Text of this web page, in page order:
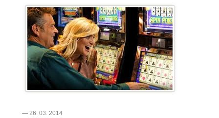
— 26. 03. 2014